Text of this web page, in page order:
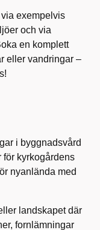
exempelvis
och via
en komplett
eller vandringar –
i byggnadsvård
för kyrkogårdens
nyanlända med
landskapet där
fornlämningar